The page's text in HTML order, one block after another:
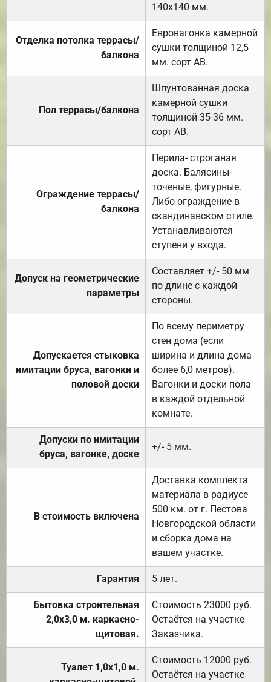
140х140 мм.
Отделка потолка террасы/
балкона
Евровагонка камерной
сушки толщиной 12,5
мм. сорт АВ.
Пол террасы/балкона
Шпунтованная доска
камерной сушки
толщиной 35-36 мм.
сорт АВ.
Ограждение террасы/
балкона
Перила- строганая
доска. Балясины-
точеные, фигурные.
Либо ограждение в
скандинавском стиле.
Устанавливаются
ступени у входа.
Допуск на геометрические
параметры
Составляет +/- 50 мм
по длине с каждой
стороны.
Допускается стыковка
имитации бруса, вагонки и
половой доски
По всему периметру
стен дома (если
ширина и длина дома
более 6,0 метров).
Вагонки и доски пола
в каждой отдельной
комнате.
Допуски по имитации
бруса, вагонке, доске
+/- 5 мм.
В стоимость включена
Доставка комплекта
материала в радиусе
500 км. от г. Пестова
Новгородской области
и сборка дома на
вашем участке.
Гарантия 5 лет.
Бытовка строительная
2,0х3,0 м. каркасно-
щитовая.
Стоимость 23000 руб.
Остаётся на участке
Заказчика.
Туалет 1,0х1,0 м.
Стоимость 12000 руб.
Остаётся на участке